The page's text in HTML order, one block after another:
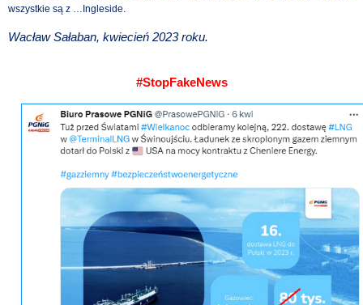
wszystkie są z …Ingleside.
Wacław Sałaban, kwiecień 2023 roku.
#StopFakeNews